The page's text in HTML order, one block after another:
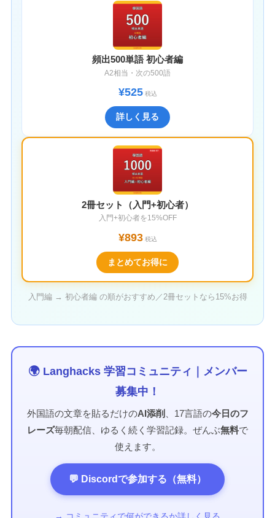
頻出500単語 初心者編
A2相当・次の500語
¥525税込
詳しく見る
2冊セット（入門+初心者）
入門+初心者を15%OFF
¥893税込
まとめてお得に
入門編 → 初心者編 の順がおすすめ／2冊セットなら15%お得
🌍 Langhacks 学習コミュニティ｜メンバー
募集中！
外国語の文章を貼るだけのAI添削 、17言語の今日のフ
レーズ毎朝配信、ゆるく続く学習記録。ぜんぶ無料で
使えます。
💬 Discordで参加する（無料）